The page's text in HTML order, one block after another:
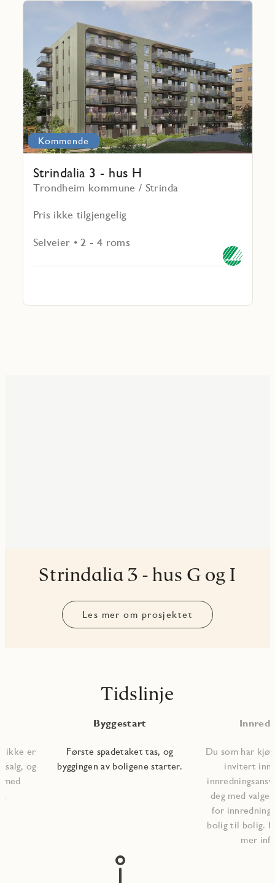
Kommende
Strindalia 3 - hus H
Trondheim kommune / Strinda
Pris ikke tilgjengelig
Selveier • 2 - 4 roms
Les
Strindalia
hus
H
Strindalia 3 - hus G og I
Les mer om prosjektet
Tidslinje
ikke er
salg, og
Byggestart
Første spadetaket tas, og
byggingen av boligene starter.
Du som har
invitert inn
deg med
for
bolig til bolig.
mer